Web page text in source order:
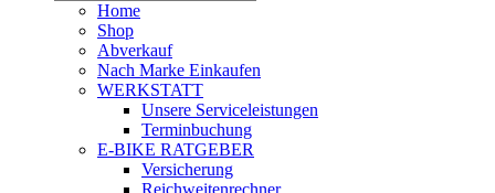
Home
Shop
Abverkauf
Nach Marke Einkaufen
WERKSTATT
Unsere Serviceleistungen
Terminbuchung
E-BIKE RATGEBER
Versicherung
Reichweitenrechner